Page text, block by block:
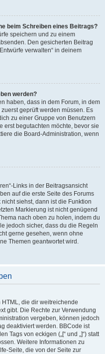
beim Schreiben eines Beitrags?
speichern und zu einem
Den gesicherten Beitrag
verwalten“ in deinem
werden?
haben, dass in dem Forum, in dem
geprüft werden müssen. Es
zu einer Gruppe von Benutzern
erst begutachten möchte, bevor sie
die Board-Administration, wenn
Links in der Beitragsansicht
auf die erste Seite des Forums
siehst, dann ist die Funktion
Markierung ist nicht genügend
nach oben zu holen, indem du
jedoch sicher, dass du die Regeln
gerne gesehen, wenn ohne
Themen geantwortet wird.
die dir weitreichende
gibt. Die Rechte zur Verwendung
vergeben, können jedoch
deaktiviert werden. BBCode ist
Tags von eckigen („[“ und „]“) statt
Weitere Informationen zu
Seite, die von der Seite zur